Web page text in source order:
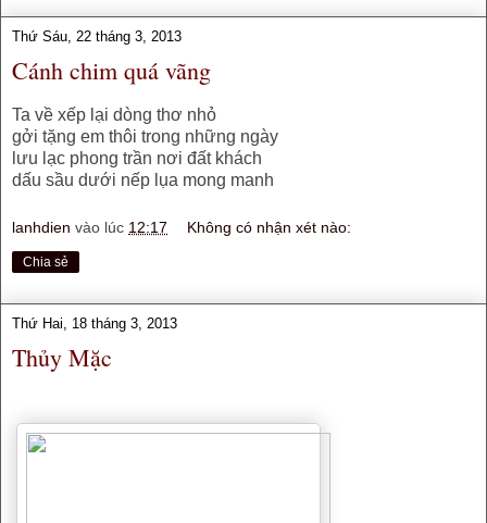
Thứ Sáu, 22 tháng 3, 2013
Cánh chim quá vãng
Ta về xếp lại dòng thơ nhỏ
gởi tặng em thôi trong những ngày
lưu lạc phong trần nơi đất khách
dấu sầu dưới nếp lụa mong manh
lanhdien vào lúc 12:17 Không có nhận xét nào:
Chia sẻ
Thứ Hai, 18 tháng 3, 2013
Thủy Mặc